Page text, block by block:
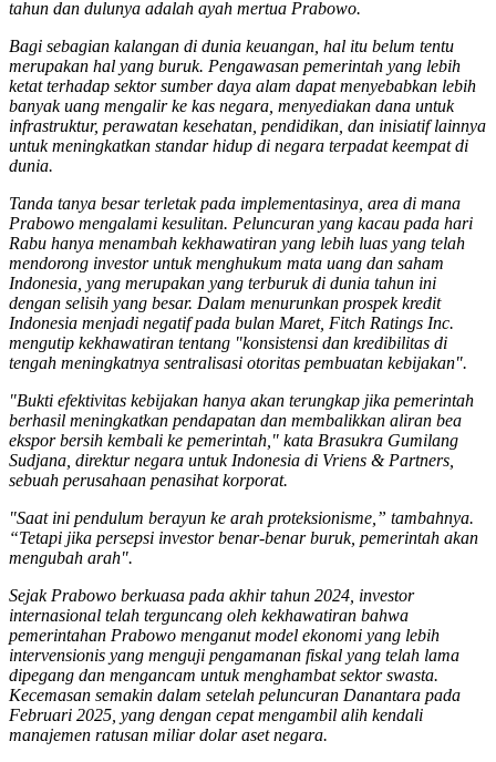
tahun dan dulunya adalah ayah mertua Prabowo.
Bagi sebagian kalangan di dunia keuangan, hal itu belum tentu
merupakan hal yang buruk. Pengawasan pemerintah yang lebih
ketat terhadap sektor sumber daya alam dapat menyebabkan lebih
banyak uang mengalir ke kas negara, menyediakan dana untuk
infrastruktur, perawatan kesehatan, pendidikan, dan inisiatif lainnya
untuk meningkatkan standar hidup di negara terpadat keempat di
dunia.
Tanda tanya besar terletak pada implementasinya, area di mana
Prabowo mengalami kesulitan. Peluncuran yang kacau pada hari
Rabu hanya menambah kekhawatiran yang lebih luas yang telah
mendorong investor untuk menghukum mata uang dan saham
Indonesia, yang merupakan yang terburuk di dunia tahun ini
dengan selisih yang besar. Dalam menurunkan prospek kredit
Indonesia menjadi negatif pada bulan Maret, Fitch Ratings Inc.
mengutip kekhawatiran tentang "konsistensi dan kredibilitas di
tengah meningkatnya sentralisasi otoritas pembuatan kebijakan".
"Bukti efektivitas kebijakan hanya akan terungkap jika pemerintah
berhasil meningkatkan pendapatan dan membalikkan aliran bea
ekspor bersih kembali ke pemerintah," kata Brasukra Gumilang
Sudjana, direktur negara untuk Indonesia di Vriens & Partners,
sebuah perusahaan penasihat korporat.
"Saat ini pendulum berayun ke arah proteksionisme,” tambahnya.
“Tetapi jika persepsi investor benar-benar buruk, pemerintah akan
mengubah arah".
Sejak Prabowo berkuasa pada akhir tahun 2024, investor
internasional telah terguncang oleh kekhawatiran bahwa
pemerintahan Prabowo menganut model ekonomi yang lebih
intervensionis yang menguji pengamanan fiskal yang telah lama
dipegang dan mengancam untuk menghambat sektor swasta.
Kecemasan semakin dalam setelah peluncuran Danantara pada
Februari 2025, yang dengan cepat mengambil alih kendali
manajemen ratusan miliar dolar aset negara.